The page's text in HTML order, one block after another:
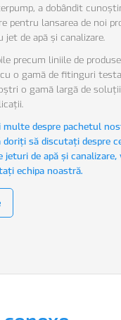
a dobândit
pentru lansarea de noi
jet de apă și canalizare.
precum liniile de
cu o gamă de fitinguri
o gamă largă de
multe despre pachetul
doriți să discutați despre
jeturi de apă și canalizare,
echipa noastră.